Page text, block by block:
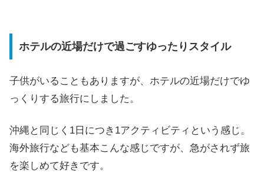
ホテルの近場だけで過ごすゆったりスタイル
子供がいることもありますが、ホテルの近場だけでゆ
っくりする旅行にしました。
沖縄と同じく1日につき1アクティビティという感じ。
海外旅行なども基本こんな感じですが、急がされず旅
を楽しめて好きです。